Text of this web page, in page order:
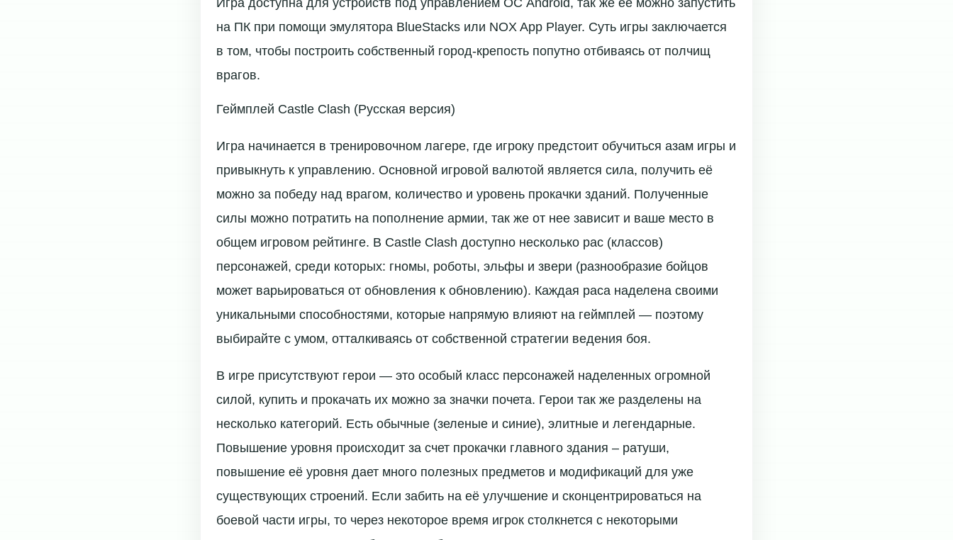
на ПК при помощи эмулятора BlueStacks или NOX App Player. Суть игры заключается
в том, чтобы построить собственный город-крепость попутно отбиваясь от полчищ
врагов.
Геймплей Castle Clash (Русская версия)
Игра начинается в тренировочном лагере, где игроку предстоит обучиться азам игры и
привыкнуть к управлению. Основной игровой валютой является сила, получить её
можно за победу над врагом, количество и уровень прокачки зданий. Полученные
силы можно потратить на пополнение армии, так же от нее зависит и ваше место в
общем игровом рейтинге. В Castle Clash доступно несколько рас (классов)
персонажей, среди которых: гномы, роботы, эльфы и звери (разнообразие бойцов
может варьироваться от обновления к обновлению). Каждая раса наделена своими
уникальными способностями, которые напрямую влияют на геймплей — поэтому
выбирайте с умом, отталкиваясь от собственной стратегии ведения боя.
В игре присутствуют герои — это особый класс персонажей наделенных огромной
силой, купить и прокачать их можно за значки почета. Герои так же разделены на
несколько категорий. Есть обычные (зеленые и синие), элитные и легендарные.
Повышение уровня происходит за счет прокачки главного здания – ратуши,
повышение её уровня дает много полезных предметов и модификаций для уже
существующих строений. Если забить на её улучшение и сконцентрироваться на
боевой части игры, то через некоторое время игрок столкнется с некоторыми